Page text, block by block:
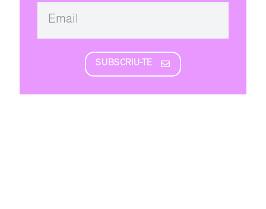
SUBSCRIU-TE